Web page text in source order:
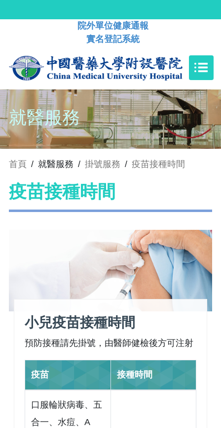
院外單位健康通報
實名登記系統
就醫服務
首頁 / 就醫服務 / 掛號服務 / 疫苗接種時間
疫苗接種時間
小兒疫苗接種時間
預防接種請先掛號，由醫師健檢後方可注射
疫苗 接種時間
口服輪狀病毒、五
合一、水痘、A